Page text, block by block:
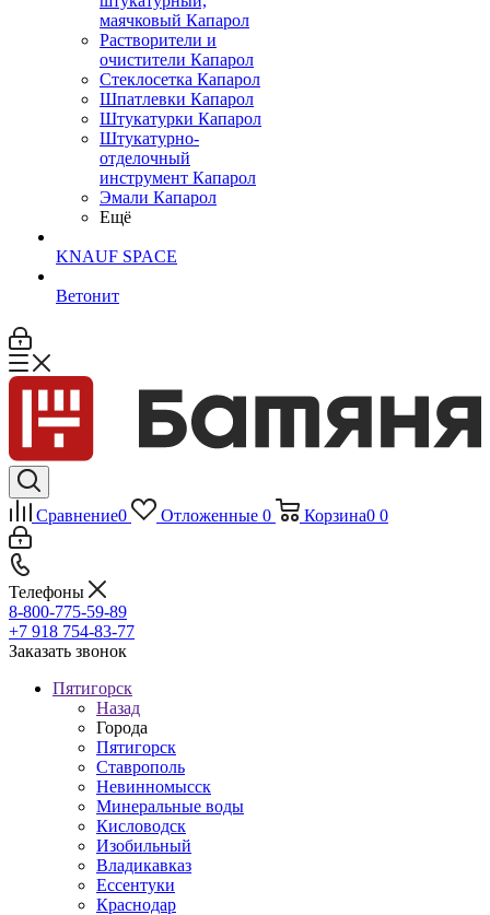
маячковый Капарол
Растворители и
очистители Капарол
Cтеклосетка Капарол
Шпатлевки Капарол
Штукатурки Капарол
Штукатурно-
отделочный
инструмент Капарол
Эмали Капарол
Ещё
KNAUF SPACE
Ветонит
Сравнение0 Отложенные 0 Корзина0 0
Телефоны
8-800-775-59-89
+7 918 754-83-77
Заказать звонок
Пятигорск
Назад
Города
Пятигорск
Ставрополь
Невинномысск
Минеральные воды
Кисловодск
Изобильный
Владикавказ
Ессентуки
Краснодар